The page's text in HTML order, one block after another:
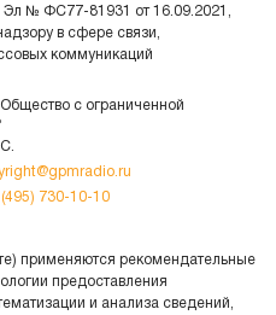
№ ФС77-81931 от 16.09.2021,
в сфере связи,
коммуникаций
с ограниченной
(495) 730-10-10
применяются рекомендательные
предоставления
и анализа сведений,